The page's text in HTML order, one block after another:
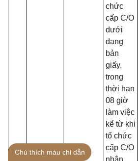
chức
cấp C/O
dưới
dạng
bản
giấy,
trong
thời hạn
08 giờ
làm việc
kể từ khi
tổ chức
cấp C/O
nhận
Chú thích màu chỉ dẫn